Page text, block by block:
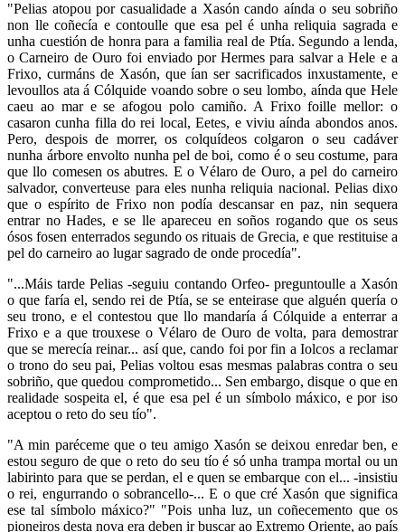
"Pelias atopou por casualidade a Xasón cando aínda o seu sobriño
non lle coñecía e contoulle que esa pel é unha reliquia sagrada e
unha cuestión de honra para a familia real de Ptía. Segundo a lenda,
o Carneiro de Ouro foi enviado por Hermes para salvar a Hele e a
Frixo, curmáns de Xasón, que ían ser sacrificados inxustamente, e
levoullos ata á Cólquide voando sobre o seu lombo, aínda que Hele
caeu ao mar e se afogou polo camiño. A Frixo foille mellor: o
casaron cunha filla do rei local, Eetes, e viviu aínda abondos anos.
Pero, despois de morrer, os colquídeos colgaron o seu cadáver
nunha árbore envolto nunha pel de boi, como é o seu costume, para
que llo comesen os abutres. E o Vélaro de Ouro, a pel do carneiro
salvador, converteuse para eles nunha reliquia nacional. Pelias dixo
que o espírito de Frixo non podía descansar en paz, nin sequera
entrar no Hades, e se lle apareceu en soños rogando que os seus
ósos fosen enterrados segundo os rituais de Grecia, e que restituise a
pel do carneiro ao lugar sagrado de onde procedía".
"...Máis tarde Pelias -seguiu contando Orfeo- preguntoulle a Xasón
o que faría el, sendo rei de Ptía, se se enteirase que alguén quería o
seu trono, e el contestou que llo mandaría á Cólquide a enterrar a
Frixo e a que trouxese o Vélaro de Ouro de volta, para demostrar
que se merecía reinar... así que, cando foi por fin a Iolcos a reclamar
o trono do seu pai, Pelias voltou esas mesmas palabras contra o seu
sobriño, que quedou comprometido... Sen embargo, disque o que en
realidade sospeita el, é que esa pel é un símbolo máxico, e por iso
aceptou o reto do seu tío".
"A min paréceme que o teu amigo Xasón se deixou enredar ben, e
estou seguro de que o reto do seu tío é só unha trampa mortal ou un
labirinto para que se perdan, el e quen se embarque con el... -insistiu
o rei, engurrando o sobrancello-... E o que cré Xasón que significa
ese tal símbolo máxico?" "Pois unha luz, un coñecemento que os
pioneiros desta nova era deben ir buscar ao Extremo Oriente, ao país